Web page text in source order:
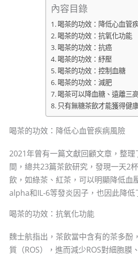
內容目錄
喝茶的功效：降低心血管
喝茶的功效：抗氧化功能
喝茶的功效：抗癌
喝茶的功效：紓壓
喝茶的功效：控制血糖
喝茶的功效：減肥
喝茶可以降血糖、遠離三
只有無糖茶飲才能獲得健
喝茶的功效：降低心血管疾病風險
2021年曾有一篇文獻回顧文章，整
間，總共23篇茶飲研究，發現一天2
飲，如綠茶、紅茶，可以明顯降低血
alpha和IL-6等發炎因子，也因此降低
喝茶的功效：抗氧化功能
魏士航指出，茶飲當中含有的茶多酚
質（ROS），進而減少ROS對細胞膜